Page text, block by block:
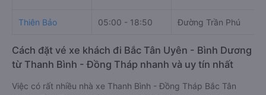
Thiên Bảo 05:00 - 18:50 Đường Trần Phú
Cách đặt vé xe khách đi Bắc Tân Uyên - Bình Dương
từ Thanh Bình - Đồng Tháp nhanh và uy tín nhất
Việc có rất nhiều nhà xe Thanh Bình - Đồng Tháp Bắc Tân